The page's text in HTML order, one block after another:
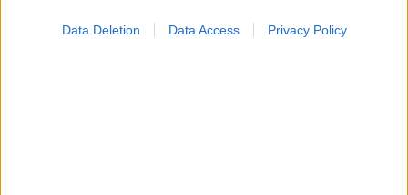
Data Deletion Data Access Privacy Policy